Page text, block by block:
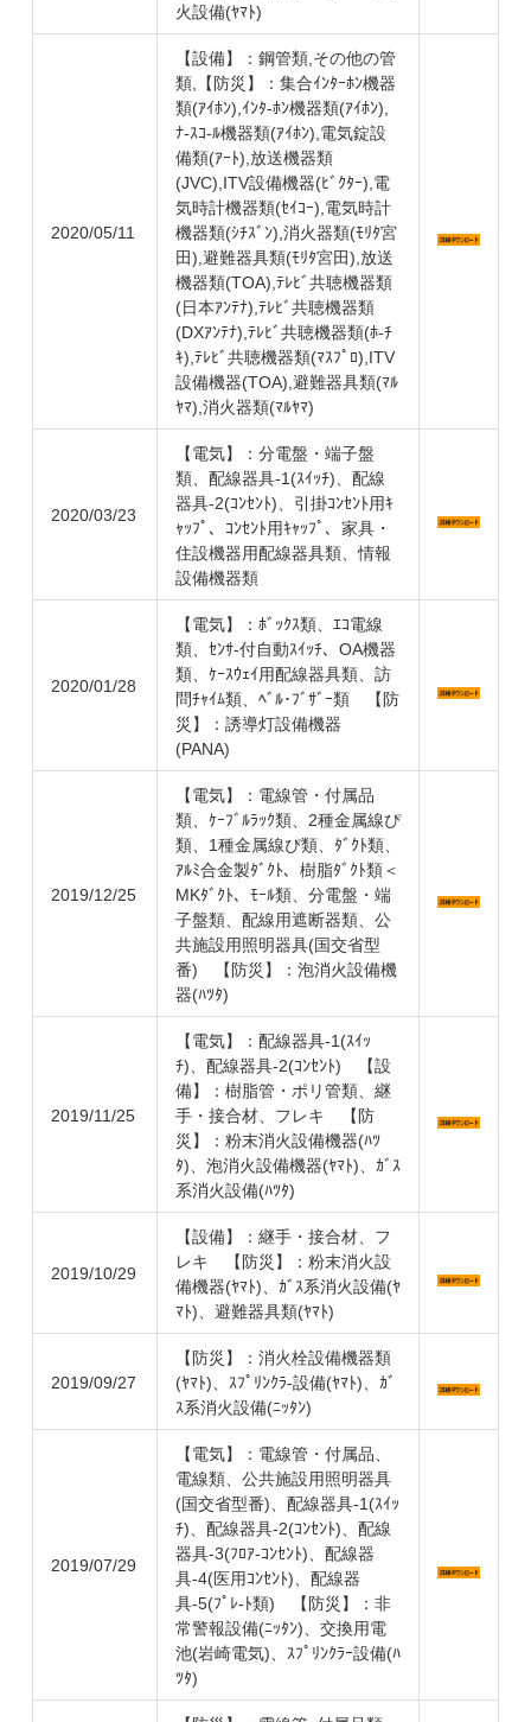
火設備(ﾔﾏﾄ)
2020/05/11
【設備】：鋼管類,その他の管
類,【防災】：集合ｲﾝﾀｰﾎﾝ機器
類(ｱｲﾎﾝ),ｲﾝﾀ-ﾎﾝ機器類(ｱｲﾎﾝ),
ﾅ-ｽｺ-ﾙ機器類(ｱｲﾎﾝ),電気錠設
備類(ｱｰﾄ),放送機器類
(JVC),ITV設備機器(ﾋﾞｸﾀｰ),電
気時計機器類(ｾｲｺｰ),電気時計
機器類(ｼﾁｽﾞﾝ),消火器類(ﾓﾘﾀ宮
田),避難器具類(ﾓﾘﾀ宮田),放送
機器類(TOA),ﾃﾚﾋﾞ共聴機器類
(日本ｱﾝﾃﾅ),ﾃﾚﾋﾞ共聴機器類
(DXｱﾝﾃﾅ),ﾃﾚﾋﾞ共聴機器類(ﾎ-ﾁ
ｷ),ﾃﾚﾋﾞ共聴機器類(ﾏｽﾌﾟﾛ),ITV
設備機器(TOA),避難器具類(ﾏﾙ
ﾔﾏ),消火器類(ﾏﾙﾔﾏ)
2020/03/23
【電気】：分電盤・端子盤
類、配線器具-1(ｽｲｯﾁ)、配線
器具-2(ｺﾝｾﾝﾄ)、引掛ｺﾝｾﾝﾄ用ｷ
ｬｯﾌﾟ、ｺﾝｾﾝﾄ用ｷｬｯﾌﾟ、家具・
住設機器用配線器具類、情報
設備機器類
2020/01/28
【電気】：ﾎﾞｯｸｽ類、ｴｺ電線
類、ｾﾝｻ-付自動ｽｲｯﾁ、OA機器
類、ｹｰｽｳｪｲ用配線器具類、訪
問ﾁｬｲﾑ類、ﾍﾞﾙ･ﾌﾞｻﾞｰ類 【防
災】：誘導灯設備機器
(PANA)
2019/12/25
【電気】：電線管・付属品
類、ｹｰﾌﾞﾙﾗｯｸ類、2種金属線ぴ
類、1種金属線ぴ類、ﾀﾞｸﾄ類、
ｱﾙﾐ合金製ﾀﾞｸﾄ、樹脂ﾀﾞｸﾄ類＜
MKﾀﾞｸﾄ、ﾓｰﾙ類、分電盤・端
子盤類、配線用遮断器類、公
共施設用照明器具(国交省型
番) 【防災】：泡消火設備機
器(ﾊﾂﾀ)
2019/11/25
【電気】：配線器具-1(ｽｲｯ
ﾁ)、配線器具-2(ｺﾝｾﾝﾄ) 【設
備】：樹脂管・ポリ管類、継
手・接合材、フレキ 【防
災】：粉末消火設備機器(ﾊﾂ
ﾀ)、泡消火設備機器(ﾔﾏﾄ)、ｶﾞｽ
系消火設備(ﾊﾂﾀ)
2019/10/29
【設備】：継手・接合材、フ
レキ 【防災】：粉末消火設
備機器(ﾔﾏﾄ)、ｶﾞｽ系消火設備(ﾔ
ﾏﾄ)、避難器具類(ﾔﾏﾄ)
2019/09/27
【防災】：消火栓設備機器類
(ﾔﾏﾄ)、ｽﾌﾟﾘﾝｸﾗ-設備(ﾔﾏﾄ)、ｶﾞ
ｽ系消火設備(ﾆｯﾀﾝ)
2019/07/29
【電気】：電線管・付属品、
電線類、公共施設用照明器具
(国交省型番)、配線器具-1(ｽｲｯ
ﾁ)、配線器具-2(ｺﾝｾﾝﾄ)、配線
器具-3(ﾌﾛｱ-ｺﾝｾﾝﾄ)、配線器
具-4(医用ｺﾝｾﾝﾄ)、配線器
具-5(ﾌﾟﾚ-ﾄ類) 【防災】：非
常警報設備(ﾆｯﾀﾝ)、交換用電
池(岩崎電気)、ｽﾌﾟﾘﾝｸﾗｰ設備(ﾊ
ﾂﾀ)